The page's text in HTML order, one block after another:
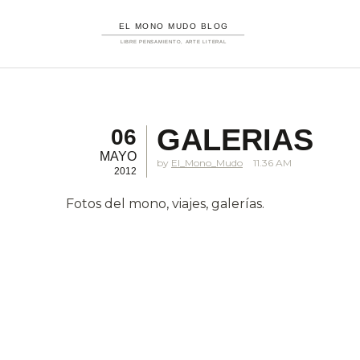
06
MAYO
2012
GALERIAS
El_Mono_Mudo 11.36 AM
Fotos del mono, viajes, galerías.